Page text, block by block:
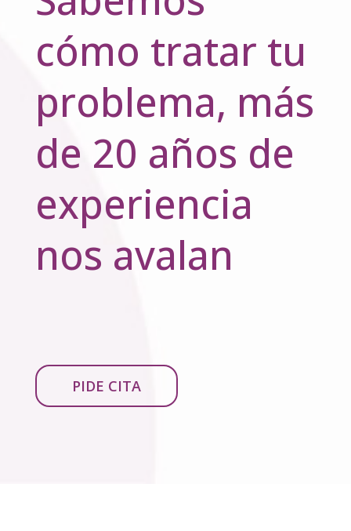
cómo tratar tu
problema, más
de 20 años de
experiencia
nos avalan
PIDE CITA